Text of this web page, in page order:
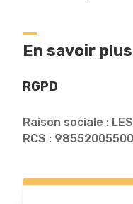
En savoir plus
RGPD
Raison sociale : LES
RCS :